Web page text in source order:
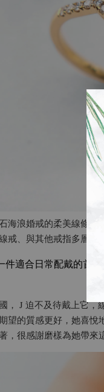
海浪婚戒的柔美線條，
戒、與其他戒指多層次
件適合日常配戴的首
， J 迫不及待戴上它
望的質感更好，她喜
，很感謝磨樣為她帶來